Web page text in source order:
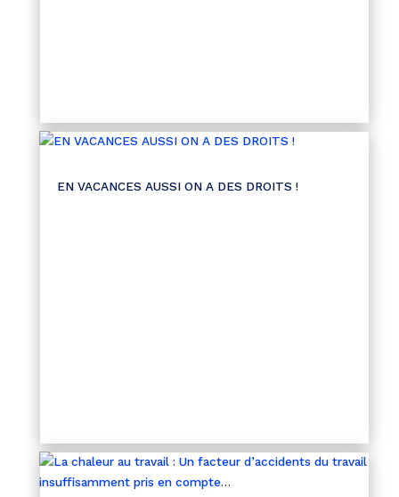
EN VACANCES AUSSI ON A DES DROITS !